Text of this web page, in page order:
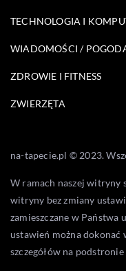
TECHNOLOGIA I
WIADOMOŚCI /
ZDROWIE I FITNESS
ZWIERZĘTA
na-tapecie.pl © 2023.
W ramach naszej witryny
witryny bez zmiany
zamieszczane w Państwa
ustawień można dokonać
szczegółów na podstronie